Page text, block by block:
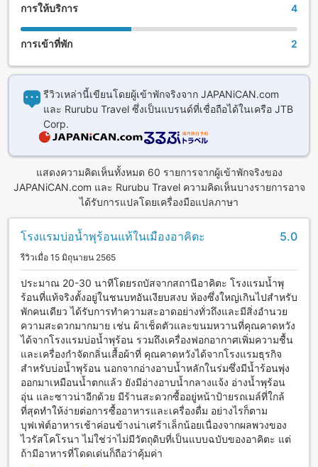
การให้บริการ 4
การเข้าที่พัก 2
รีวิวเหล่านี้เขียนโดยผู้เข้าพักจริงจาก JAPANiCAN.com
และ Rurubu Travel ซึ่งเป็นแบรนด์ที่เชื่อถือได้ในเครือ JTB
Corp.
แสดงความคิดเห็นทั้งหมด 60 รายการจากผู้เข้าพักจริงของ
JAPANiCAN.com และ Rurubu Travel ความคิดเห็นบางรายการอาจ
ได้รับการแปลโดยเครื่องมือแปลภาษา
โรงแรมบ่อน้ำพุร้อนแท้ในเมืองอาคิตะ 5.0
รีวิวเมื่อ 15 มิถุนายน 2565
ประมาณ 20-30 นาทีโดยรถบัสจากสถานีอาคิตะ โรงแรมน้ำพุ
ร้อนที่แท้จริงตั้งอยู่ในชนบทอันเงียบสงบ ห้องซึ่งใหญ่เกินไปสำหรับ
พักคนเดียว ได้รับการทำความสะอาดอย่างทั่วถึงและมีสิ่งอำนวย
ความสะดวกมากมาย เช่น ผ้าเช็ดตัวและขนมหวานที่คุณคาดหวัง
ได้จากโรงแรมบ่อน้ำพุร้อน รวมถึงเครื่องฟอกอากาศเพิ่มความชื้น
และเครื่องกำจัดกลิ่นเสื้อผ้าที่ คุณคาดหวังได้จากโรงแรมธุรกิจ
สำหรับบ่อน้ำพุร้อน นอกจากอ่างอาบน้ำหลักในร่มซึ่งมีน้ำร้อนพุ่ง
ออกมาเหมือนน้ำตกแล้ว ยังมีอ่างอาบน้ำกลางแจ้ง อ่างน้ำพุร้อน
อุ่น และซาวน่าอีกด้วย มีร้านสะดวกซื้ออยู่หน้าป้ายรถเมล์ที่ใกล้
ที่สุดทำให้ง่ายต่อการซื้ออาหารและเครื่องดื่ม อย่างไรก็ตาม
บุฟเฟ่ต์อาหารเช้าค่อนข้างน่าเศร้าเล็กน้อยเนื่องจากผลพวงของ
ไวรัสโคโรนา ไม่ใช่ว่าไม่มีวัตถุดิบที่เป็นแบบฉบับของอาคิตะ แต่
ถ้ามีอาหารที่โดดเด่นก็ถือว่าคุ้มค่า